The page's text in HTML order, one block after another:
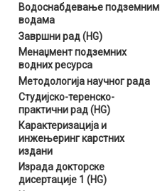
Водоснабдевање подземним
водама
Завршни рад (HG)
Менаџмент подземних
водних ресурса
Методологија научног рада
Студијско-теренско-
практични рад (HG)
Карактеризација и
инжењеринг карстних
издани
Израда докторске
дисертације 1 (HG)